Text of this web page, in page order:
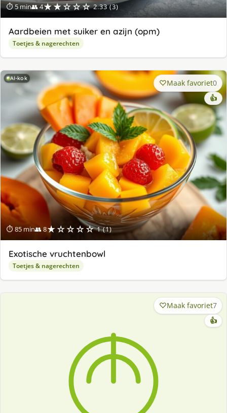
⏱ 5 min👥 4★★☆☆☆ 2.33 (3)
Aardbeien met suiker en azijn (opm)
Toetjes & nagerechten
AI-kok
⏱ 85 min👥 8★☆☆☆☆ 1 (1)
Maak favoriet0
👍
Exotische vruchtenbowl
Toetjes & nagerechten
Maak favoriet7
👍